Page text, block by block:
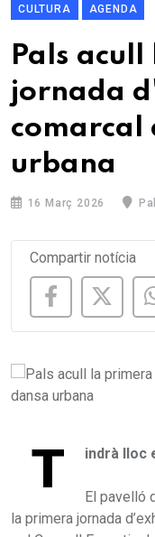
CULTURA AGENDA
Pals
jornada
comarcal
urbana
16 Març 2026
Compartir notícia
T indrà lloc
El pavelló
la primera jornada